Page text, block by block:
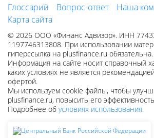
Глоссарий
Вопрос-ответ Наша
Карта сайта
© 2026 ООО «Финанс Адвизор». ИНН
1197746313808. При использовании
гиперссылка на plusfinance.ru обязательна.
Информация на сайте носит справочный
каких условиях не является
офертой.
Мы используем cookie файлы, чтобы
plusfinance.ru, повысить его
Подробнее об условиях использования.